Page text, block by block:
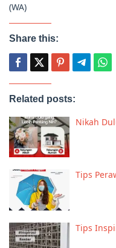
(WA)
Share this:
Related posts:
Nikah
Tips
Tips